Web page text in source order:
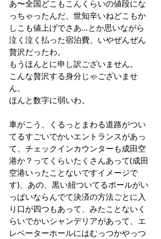
あ〜全国どこもこんくらいの値段にな
っちゃったんだ、世知辛いねどこもか
しこも値上げでさあ…とか思いながら
泣く泣く払った宿泊費、いやぜんぜん
贅沢だったわ。
もうほんとに申し訳ございません。
こんな贅沢する身分じゃございませ
ん。
ほんと数字に弱いわ。
車がこう、くるっとまわる道路がつい
てるすごいでかいエントランスがあっ
て、チェックインカウンターも成田空
港か？ってくらいたくさんあって(成田
空港いったことないですイメージで
す)、あの、黒い紐ついてるポールがい
っぱいならんでて決済の方法ごとに入
り口が四つもあって、みたことないく
らいでかいシャンデリアがあって、エ
レベーターホールにはむっつかやっつ